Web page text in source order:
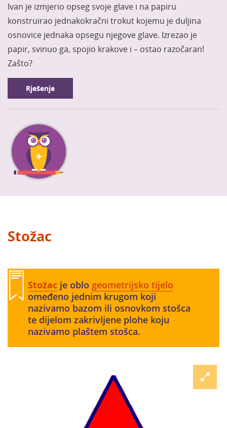
Ivan je izmjerio opseg svoje glave i na papiru
konstruirao jednakokračni trokut kojemu je duljina
osnovice jednaka opsegu njegove glave. Izrezao je
papir, svinuo ga, spojio krakove i – ostao razočaran!
Zašto?
Rješenje
Stožac
Stožac je oblo geometrijsko tijelo
omeđeno jednim krugom koji
nazivamo bazom ili osnovkom stošca
te dijelom zakrivljene plohe koju
nazivamo plaštem stošca.